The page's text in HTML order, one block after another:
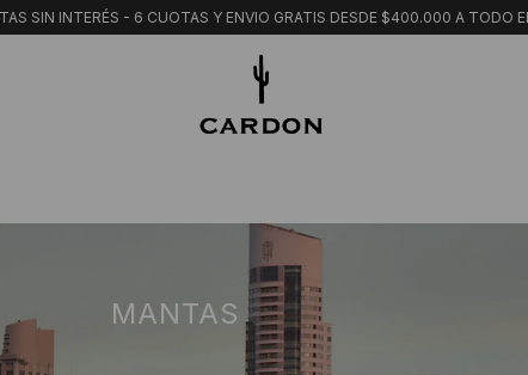
SIN INTERÉS - 6 CUOTAS Y ENVIO GRATIS DESDE $400.000 A TODO
MANTAS